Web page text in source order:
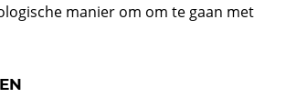
manier om om te gaan met